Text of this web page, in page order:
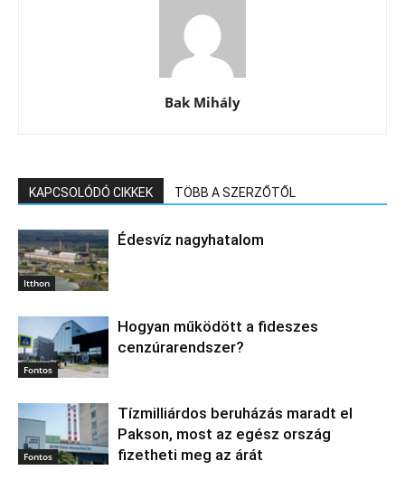
Bak Mihály
KAPCSOLÓDÓ CIKKEK TÖBB A SZERZŐTŐL
Itthon
Édesvíz nagyhatalom
Fontos
Hogyan működött a fideszes
cenzúrarendszer?
Fontos
Tízmilliárdos beruházás maradt el
Pakson, most az egész ország
fizetheti meg az árát